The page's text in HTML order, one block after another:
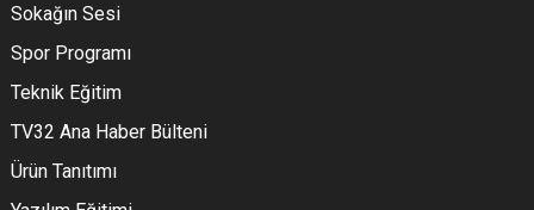
Sokağın Sesi
Spor Programı
Teknik Eğitim
TV32 Ana Haber Bülteni
Ürün Tanıtımı